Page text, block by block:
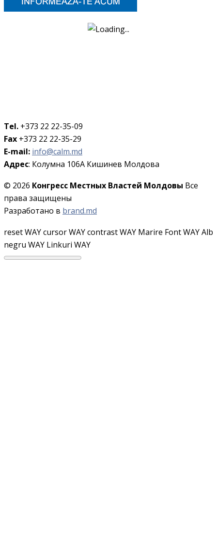
Tel. +373 22 22-35-09
Fax +373 22 22-35-29
E-mail: info@calm.md
Адрес: Колумна 106A Кишинев Молдова
© 2026 Конгресс Местных Властей Молдовы Все
права защищены
Разработано в brand.md
reset WAYcursor WAYcontrast WAY Marire Font WAYAlb
negru WAY Linkuri WAY